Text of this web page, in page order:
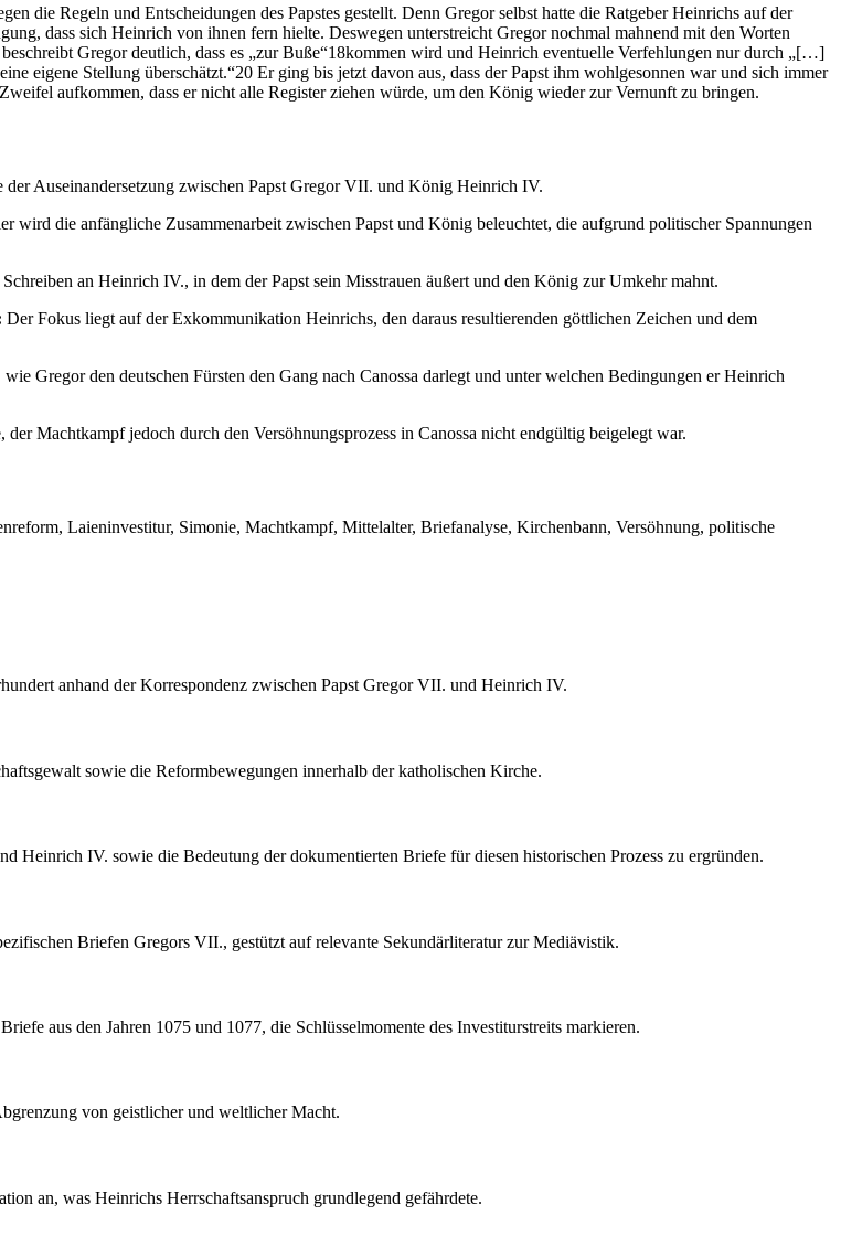
die Regeln und Entscheidungen des Papstes gestellt. Denn Gregor selbst hatte die Ratgeber Heinrichs auf der
dass sich Heinrich von ihnen fern hielte. Deswegen unterstreicht Gregor nochmal mahnend mit den Worten
Gregor deutlich, dass es „zur Buße“18kommen wird und Heinrich eventuelle Verfehlungen nur durch „[…]
eigene Stellung überschätzt.“20 Er ging bis jetzt davon aus, dass der Papst ihm wohlgesonnen war und sich immer
aufkommen, dass er nicht alle Register ziehen würde, um den König wieder zur Vernunft zu bringen.
Auseinandersetzung zwischen Papst Gregor VII. und König Heinrich IV.
wird die anfängliche Zusammenarbeit zwischen Papst und König beleuchtet, die aufgrund politischer Spannungen
an Heinrich IV., in dem der Papst sein Misstrauen äußert und den König zur Umkehr mahnt.
Der Fokus liegt auf der Exkommunikation Heinrichs, den daraus resultierenden göttlichen Zeichen und dem
Gregor den deutschen Fürsten den Gang nach Canossa darlegt und unter welchen Bedingungen er Heinrich
Machtkampf jedoch durch den Versöhnungsprozess in Canossa nicht endgültig beigelegt war.
Laieninvestitur, Simonie, Machtkampf, Mittelalter, Briefanalyse, Kirchenbann, Versöhnung, politische
anhand der Korrespondenz zwischen Papst Gregor VII. und Heinrich IV.
sowie die Reformbewegungen innerhalb der katholischen Kirche.
IV. sowie die Bedeutung der dokumentierten Briefe für diesen historischen Prozess zu ergründen.
Briefen Gregors VII., gestützt auf relevante Sekundärliteratur zur Mediävistik.
aus den Jahren 1075 und 1077, die Schlüsselmomente des Investiturstreits markieren.
von geistlicher und weltlicher Macht.
an, was Heinrichs Herrschaftsanspruch grundlegend gefährdete.